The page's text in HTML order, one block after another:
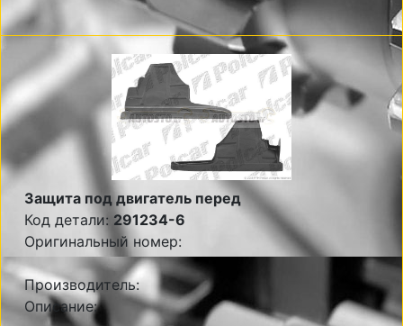
Защита под двигатель перед
Код детали: 291234-6
Оригинальный номер:
Производитель:
Описание: